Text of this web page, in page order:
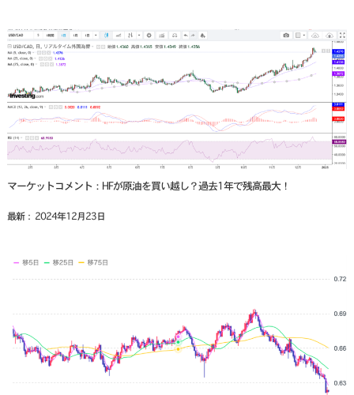
マーケットコメント：HFが原油を買い越し？過去1年で残高最大！
最新： 2024年12月23日